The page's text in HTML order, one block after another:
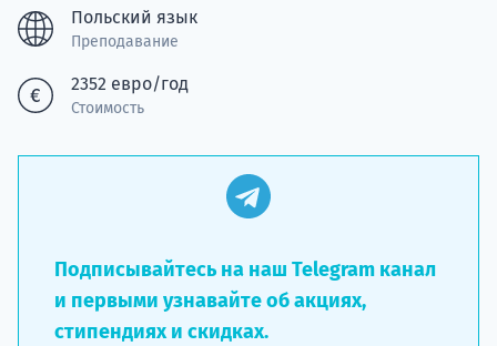
Польский язык
Преподавание
2352 евро/год
Стоимость
Подписывайтесь на наш Telegram канал
и первыми узнавайте об акциях,
стипендиях и скидках.